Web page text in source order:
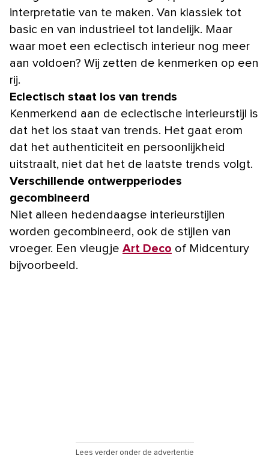
interpretatie van te maken. Van klassiek tot
basic en van industrieel tot landelijk. Maar
waar moet een eclectisch interieur nog meer
aan voldoen? Wij zetten de kenmerken op een
rij.
Eclectisch staat los van trends
Kenmerkend aan de eclectische interieurstijl is
dat het los staat van trends. Het gaat erom
dat het authenticiteit en persoonlijkheid
uitstraalt, niet dat het de laatste trends volgt.
Verschillende ontwerpperiodes
gecombineerd
Niet alleen hedendaagse interieurstijlen
worden gecombineerd, ook de stijlen van
vroeger. Een vleugje Art Deco of Midcentury
bijvoorbeeld.
Lees verder onder de advertentie